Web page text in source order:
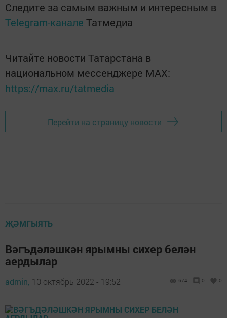
Следите за самым важным и интересным в
Telegram-канале Татмедиа
Читайте новости Татарстана в
национальном мессенджере MАХ:
https://max.ru/tatmedia
Перейти на страницу новости
ҖӘМГЫЯТЬ
Вәгъдәләшкән ярымны сихер белән
аердылар
admin, 10 октябрь 2022 - 19:52 674 0 0